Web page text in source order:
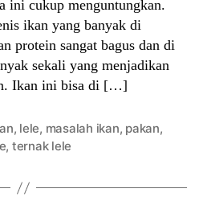
ini cukup menguntungkan.
ikan yang banyak di
protein sangat bagus dan di
sekali yang menjadikan
Ikan ini bisa di […]
, lele, masalah ikan, pakan,
, ternak lele